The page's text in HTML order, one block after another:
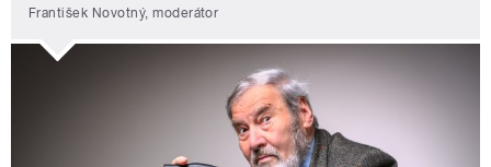
František Novotný, moderátor